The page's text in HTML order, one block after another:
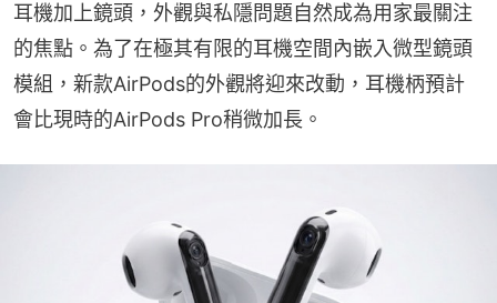
耳機加上鏡頭，外觀與私隱問題自然成為用家最關注
的焦點。為了在極其有限的耳機空間內嵌入微型鏡頭
模組，新款AirPods的外觀將迎來改動，耳機柄預計
會比現時的AirPods Pro稍微加長。